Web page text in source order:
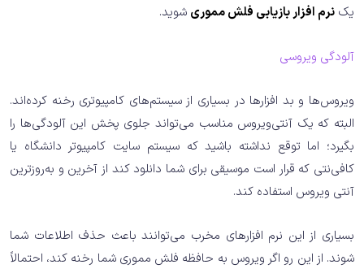
یک نرم افزار بازیابی فلش مموری شوید.
آلودگی ویروسی
ویروس‌ها و بد افزارها در بسیاری از سیستم‌های کامپیوتری رخنه کرده‌اند.
البته که یک آنتی‌ویروس مناسب می‌تواند جلوی پخش این آلودگی‌ها را
بگیرد؛ اما توقع نداشته باشید که سیستم سایت کامپیوتر دانشگاه یا
کافی‌نتی که قرار است موسیقی‌ برای شما دانلود کند از آخرین و به‌روزترین
آنتی ویروس استفاده کند.
بسیاری از این نرم افزارهای مخرب می‌توانند باعث حذف اطلاعات شما
شوند. از این رو اگر ویروس به حافظه فلش مموری شما رخنه کند، احتمالاً